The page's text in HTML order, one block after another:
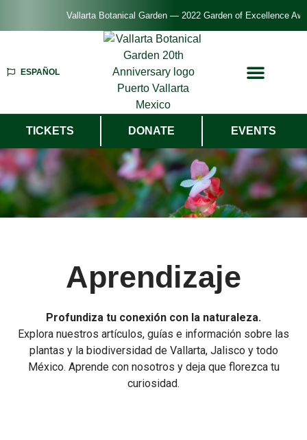
Vallarta Botanical Garden — 2022 Garden of Excellence
ESPAÑOL
TICKETS DONATE EVENTS
Aprendizaje
Profundiza tu conexión con la naturaleza.
Explora nuestros artículos, guías e información sobre las
plantas y la biodiversidad de Vallarta, Jalisco y todo
México. Aprende con nosotros y deja que florezca tu
curiosidad.